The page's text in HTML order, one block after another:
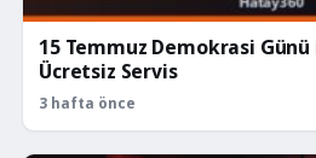
15 Temmuz Demokrasi Günü
Ücretsiz Servis
3 hafta önce